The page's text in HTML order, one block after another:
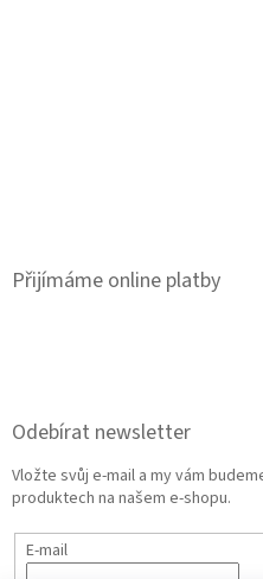
Přijímáme online platby
Odebírat newsletter
Vložte svůj e-mail a my vám
produktech na našem e-shopu.
E-mail